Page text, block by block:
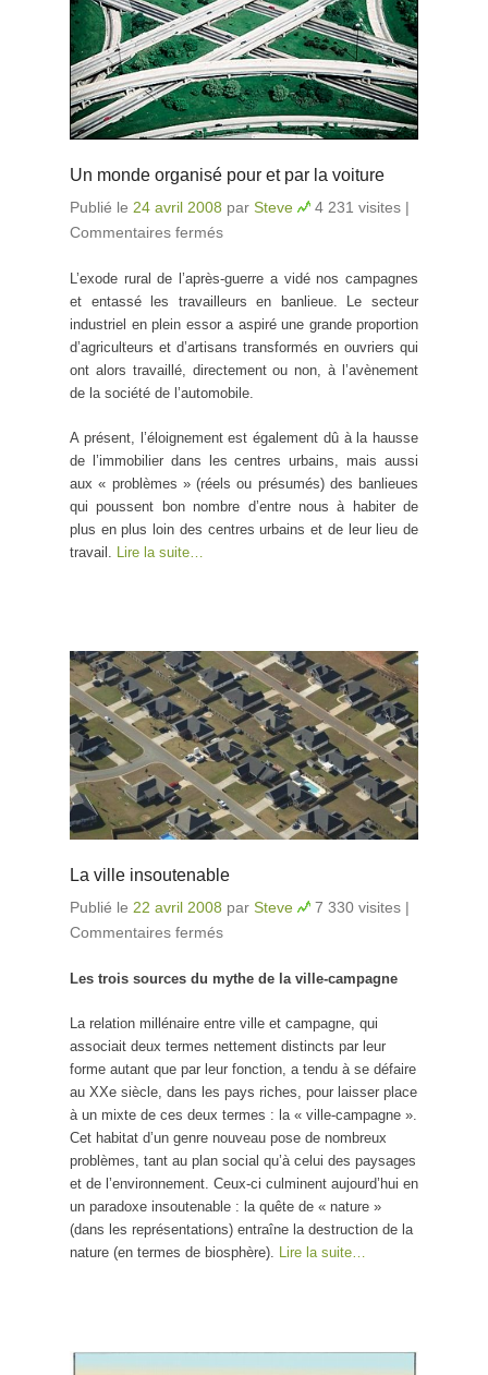
Un monde organisé pour et par la voiture
Publié le 24 avril 2008 par Steve 4 231 visites |
Commentaires fermés
L’exode rural de l’après-guerre a vidé nos campagnes
et entassé les travailleurs en banlieue. Le secteur
industriel en plein essor a aspiré une grande proportion
d’agriculteurs et d’artisans transformés en ouvriers qui
ont alors travaillé, directement ou non, à l’avènement
de la société de l’automobile.
A présent, l’éloignement est également dû à la hausse
de l’immobilier dans les centres urbains, mais aussi
aux « problèmes » (réels ou présumés) des banlieues
qui poussent bon nombre d’entre nous à habiter de
plus en plus loin des centres urbains et de leur lieu de
travail. Lire la suite…
La ville insoutenable
Publié le 22 avril 2008 par Steve 7 330 visites |
Commentaires fermés
Les trois sources du mythe de la ville-campagne
La relation millénaire entre ville et campagne, qui
associait deux termes nettement distincts par leur
forme autant que par leur fonction, a tendu à se défaire
au XXe siècle, dans les pays riches, pour laisser place
à un mixte de ces deux termes : la « ville-campagne ».
Cet habitat d’un genre nouveau pose de nombreux
problèmes, tant au plan social qu’à celui des paysages
et de l’environnement. Ceux-ci culminent aujourd’hui en
un paradoxe insoutenable : la quête de « nature »
(dans les représentations) entraîne la destruction de la
nature (en termes de biosphère). Lire la suite…